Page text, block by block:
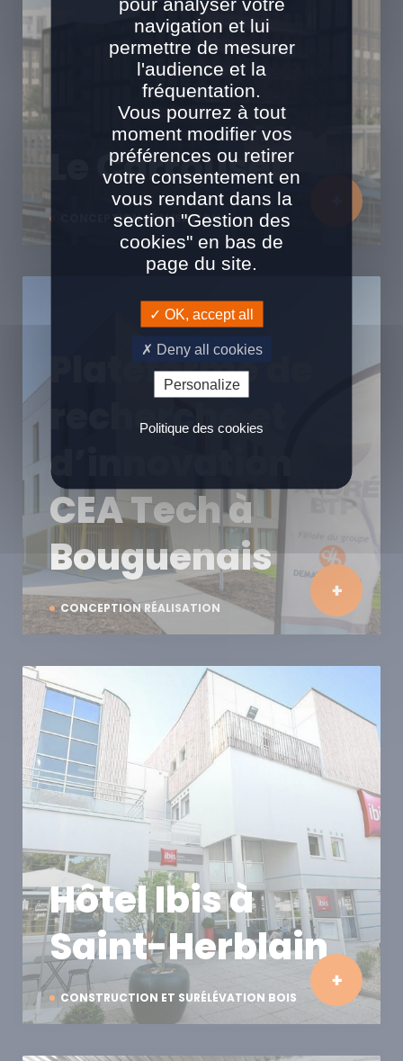
CONCEPTION RÉALISATION
Le Carrousel
CONCEPTION RÉALISATION
Plateforme de
recherche et
d’innovation
CEA Tech à
Bouguenais
CONSTRUCTION ET SURÉLÉVATION BOIS
Hôtel Ibis à
Saint-Herblain
navigation et lui
permettre de mesurer
l'audience et la
fréquentation.
Vous pourrez à tout
moment modifier vos
préférences ou retirer
votre consentement en
vous rendant dans la
section "Gestion des
cookies" en bas de
page du site.
OK, accept all
Deny all cookies
Personalize
Politique des cookies